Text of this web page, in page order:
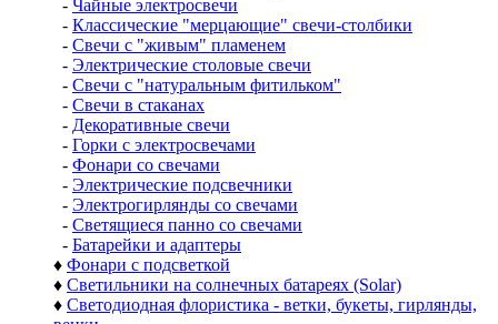
- Чайные электросвечи
- Классические "мерцающие" свечи-столбики
- Свечи с "живым" пламенем
- Электрические столовые свечи
- Свечи с "натуральным фитильком"
- Свечи в стаканах
- Декоративные свечи
- Горки с электросвечами
- Фонари со свечами
- Электрические подсвечники
- Электрогирлянды со свечами
- Светящиеся панно со свечами
- Батарейки и адаптеры
♦ Фонари с подсветкой
♦ Светильники на солнечных батареях (Solar)
♦ Светодиодная флористика - ветки, букеты, гирлянды,